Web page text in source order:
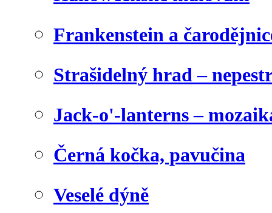
Frankenstein a
Strašidelný hrad –
Jack-o'-lanterns –
Černá kočka, pavučina
Veselé dýně